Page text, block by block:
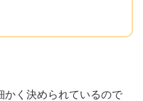
かく決められているので